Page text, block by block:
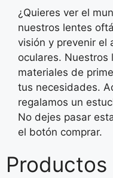
¿Quieres ver el
nuestros lentes
visión y prevenir el
oculares.
materiales de
tus necesidades.
regalamos un
No dejes pasar
el botón comprar.